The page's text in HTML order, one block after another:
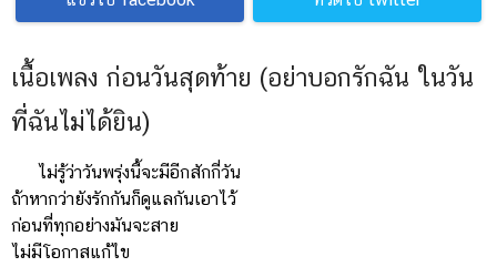
เนื้อเพลง ก่อนวันสุดท้าย (อย่าบอกรักฉัน ในวัน
ที่ฉันไม่ได้ยิน)
ไม่รู้ว่าวันพรุ่งนี้จะมีอีกสักกี่วัน
ถ้าหากว่ายังรักกันก็ดูแลกันเอาไว้
ก่อนที่ทุกอย่างมันจะสาย
ไม่มีโอกาสแก้ไข